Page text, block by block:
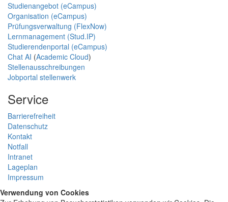
Studienangebot (eCampus)
Organisation (eCampus)
Prüfungsverwaltung (FlexNow)
Lernmanagement (Stud.IP)
Studierendenportal (eCampus)
Chat AI (Academic Cloud)
Stellenausschreibungen
Jobportal stellenwerk
Service
Barrierefreiheit
Datenschutz
Kontakt
Notfall
Intranet
Lageplan
Impressum
Verwendung von Cookies